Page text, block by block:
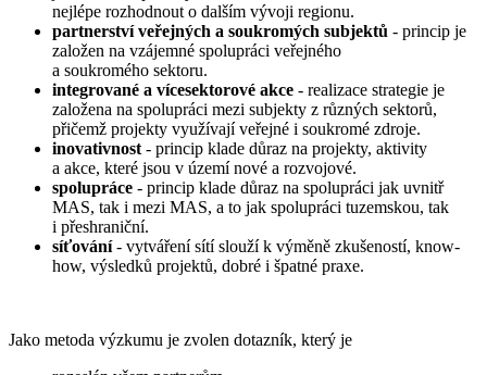
nejlépe rozhodnout o dalším vývoji regionu.
partnerství veřejných a soukromých subjektů - princip je
založen na vzájemné spolupráci veřejného
a soukromého sektoru.
integrované a vícesektorové akce - realizace strategie je
založena na spolupráci mezi subjekty z různých sektorů,
přičemž projekty využívají veřejné i soukromé zdroje.
inovativnost - princip klade důraz na projekty, aktivity
a akce, které jsou v území nové a rozvojové.
spolupráce - princip klade důraz na spolupráci jak uvnitř
MAS, tak i mezi MAS, a to jak spolupráci tuzemskou, tak
i přeshraniční.
síťování- vytváření sítí slouží k výměně zkušeností, know-
how, výsledků projektů, dobré i špatné praxe.
Jako metoda výzkumu je zvolen dotazník, který je